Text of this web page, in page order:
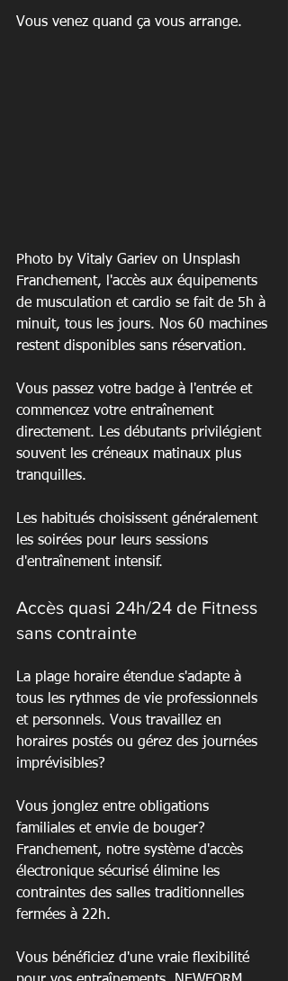
Vous venez quand ça vous arrange.
Photo by Vitaly Gariev on Unsplash
Franchement, l'accès aux équipements
de musculation et cardio se fait de 5h à
minuit, tous les jours. Nos 60 machines
restent disponibles sans réservation.
Vous passez votre badge à l'entrée et
commencez votre entraînement
directement. Les débutants privilégient
souvent les créneaux matinaux plus
tranquilles.
Les habitués choisissent généralement
les soirées pour leurs sessions
d'entraînement intensif.
Accès quasi 24h/24 de Fitness
sans contrainte
La plage horaire étendue s'adapte à
tous les rythmes de vie professionnels
et personnels. Vous travaillez en
horaires postés ou gérez des journées
imprévisibles?
Vous jonglez entre obligations
familiales et envie de bouger?
Franchement, notre système d'accès
électronique sécurisé élimine les
contraintes des salles traditionnelles
fermées à 22h.
Vous bénéficiez d'une vraie flexibilité